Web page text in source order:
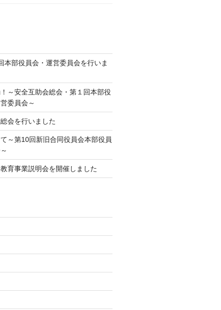
本部役員会・運営委員会を行いま
～安全互助会総会・第１回本部役
委員会～
会を行いました
～第10回新旧合同役員会本部役員
育事業説明会を開催しました